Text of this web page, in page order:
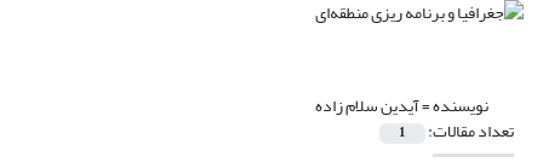
نویسنده =آیدین سلام زاده
تعداد مقالات: 1